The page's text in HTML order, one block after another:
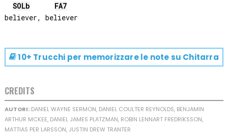
SOLb FA7
10+ Trucchi per memorizzare le note su Chitarra
CREDITS
AUTORI:DANIEL WAYNE SERMON, DANIEL COULTER REYNOLDS, BENJAMIN
ARTHUR MCKEE, DANIEL JAMES PLATZMAN, ROBIN LENNART FREDRIKSSON,
MATTIAS PER LARSSON, JUSTIN DREW TRANTER